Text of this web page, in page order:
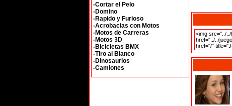
-Cortar el Pelo
-Domino
-Rapido y Furioso
-Acrobacias con Motos
-Motos de Carreras
-Motos 3D
-Bicicletas BMX
-Tiro al Blanco
-Dinosaurios
-Camiones